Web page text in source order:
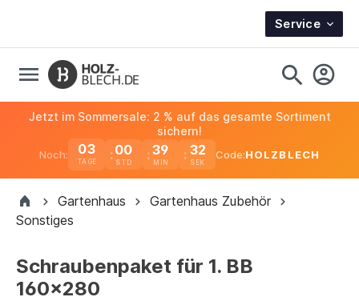
Service
Noch: 03
TAGE
00 39 31
Jetzt im Sommersale: 2 % auf das gesamte Sortiment
sichern!
Code:HOLZBLECH
Gartenhaus
Gartenhaus Zubehör
Sonstiges
Schraubenpaket für 1. BB
160x280